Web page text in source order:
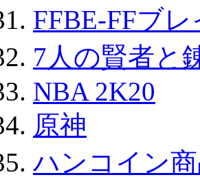
FFBE-FFブ
7人の賢者と
NBA 2K20
原神
ハンコイン